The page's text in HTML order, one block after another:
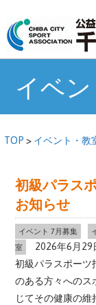
テ
ン
イベ
TOP > イベント・教
初級パラス
お知らせ
イベント 7月募集
室
2026年6月29
初級パラスポーツ
のある方々へのス
じてその健康の